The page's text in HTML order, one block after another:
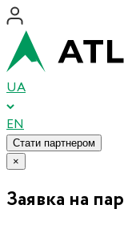
UA
EN
Стати партнером
×
Заявка на